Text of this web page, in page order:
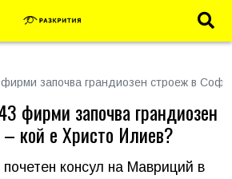
започва грандиозен строеж в
фирми започва грандиозен
кой е Христо Илиев?
консул на Мавриций в